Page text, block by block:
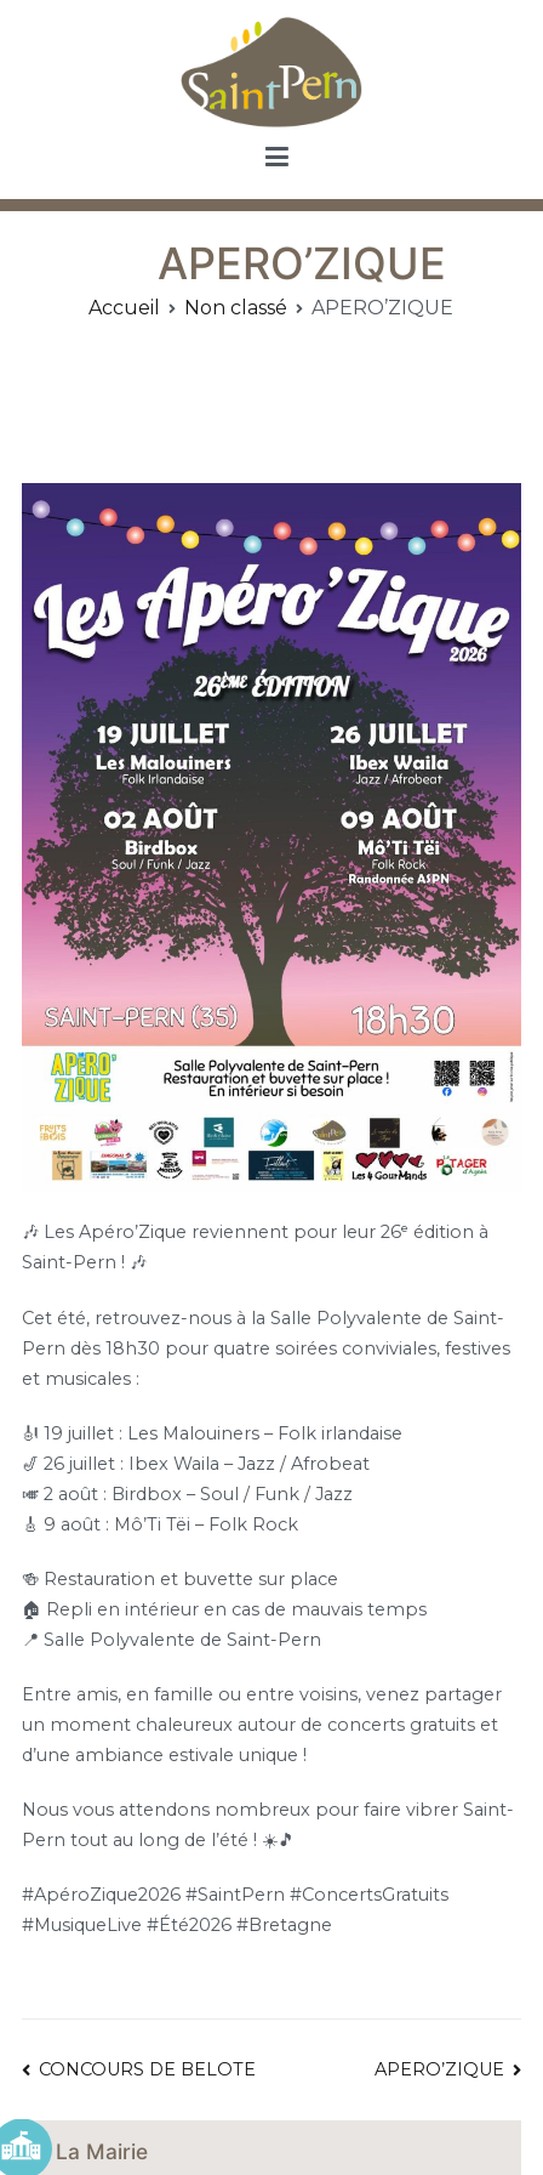
Saint Pern
Commune de Saint Pern
APERO’ZIQUE
Accueil Non classé APERO’ZIQUE
🎶 Les Apéro’Zique reviennent pour leur 26ᵉ édition à
Saint-Pern ! 🎶
Cet été, retrouvez-nous à la Salle Polyvalente de Saint-
Pern dès 18h30 pour quatre soirées conviviales, festives
et musicales :
🎻 19 juillet : Les Malouiners – Folk irlandaise
🎷 26 juillet : Ibex Waila – Jazz / Afrobeat
🎺 2 août : Birdbox – Soul / Funk / Jazz
🎸 9 août : Mô’Ti Tëi – Folk Rock
🍻 Restauration et buvette sur place
🏠 Repli en intérieur en cas de mauvais temps
📍 Salle Polyvalente de Saint-Pern
Entre amis, en famille ou entre voisins, venez partager
un moment chaleureux autour de concerts gratuits et
d’une ambiance estivale unique !
Nous vous attendons nombreux pour faire vibrer Saint-
Pern tout au long de l’été ! ☀️🎵
#ApéroZique2026 #SaintPern #ConcertsGratuits
#MusiqueLive #Été2026 #Bretagne
NAVIGATION
DE
CONCOURS DE BELOTE APERO’ZIQUE
La Mairie